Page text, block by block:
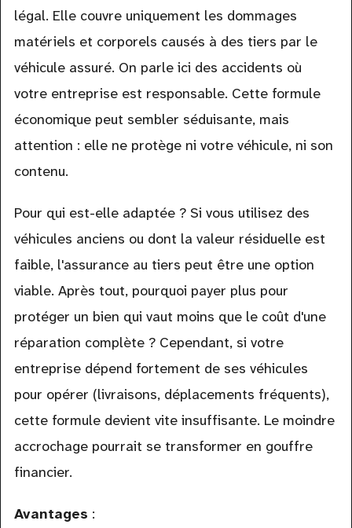
légal. Elle couvre uniquement les dommages
matériels et corporels causés à des tiers par le
véhicule assuré. On parle ici des accidents où
votre entreprise est responsable. Cette formule
économique peut sembler séduisante, mais
attention : elle ne protège ni votre véhicule, ni son
contenu.
Pour qui est-elle adaptée ? Si vous utilisez des
véhicules anciens ou dont la valeur résiduelle est
faible, l'assurance au tiers peut être une option
viable. Après tout, pourquoi payer plus pour
protéger un bien qui vaut moins que le coût d'une
réparation complète ? Cependant, si votre
entreprise dépend fortement de ses véhicules
pour opérer (livraisons, déplacements fréquents),
cette formule devient vite insuffisante. Le moindre
accrochage pourrait se transformer en gouffre
financier.
Avantages :